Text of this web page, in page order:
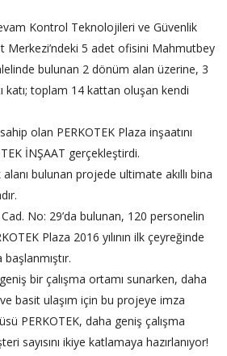
Kontrol Teknolojileri ve Güvenlik
Merkezi’ndeki 5 adet ofisini Mahmutbey
bulunan 2 dönüm alan üzerine, 3
katı; toplam 14 kattan oluşan kendi
olan PERKOTEK Plaza inşaatını
İNŞAAT gerçekleştirdi.
bulunan projede ultimate akıllı bina
No: 29’da bulunan, 120 personelin
Plaza 2016 yılının ilk çeyreğinde
bir çalışma ortamı sunarken, daha
basit ulaşım için bu projeye imza
PERKOTEK, daha geniş çalışma
sayısını ikiye katlamaya hazırlanıyor!